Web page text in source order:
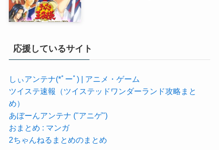
応援しているサイト
しぃアンテナ(*ﾟーﾟ) | アニメ・ゲーム
ツイステ速報（ツイステッドワンダーランド攻略まと
め）
あぼーんアンテナ ("アニゲ")
おまとめ : マンガ
2ちゃんねるまとめのまとめ